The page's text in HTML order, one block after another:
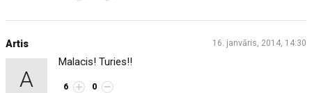
16. janvāris, 2014, 14:30
Artis
A
Malacis! Turies!!
6 0